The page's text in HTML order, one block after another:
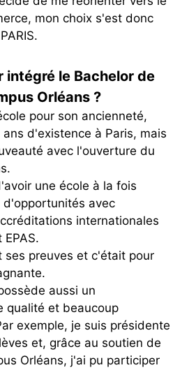
mon choix s'est donc
intégré le Bachelor de
Orléans ?
pour son ancienneté,
d'existence à Paris, mais
avec l'ouverture du
une école à la fois
d'opportunités avec
internationales
EPAS.
ses preuves et c'était pour
aussi un
qualité et beaucoup
exemple, je suis présidente
et, grâce au soutien de
Orléans, j'ai pu participer